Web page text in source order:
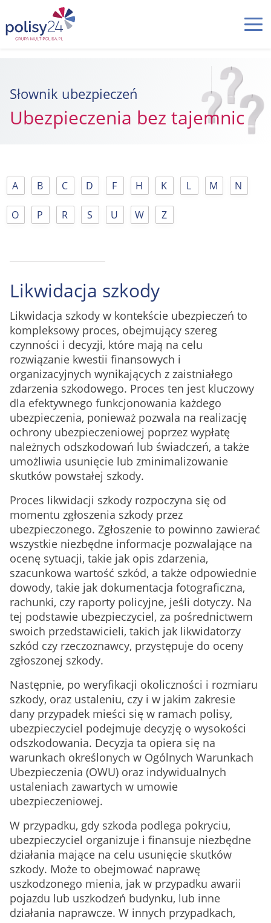
Słownik ubezpieczeń
Ubezpieczenia bez tajemnic
A B C D F H K L M N
O P R S U W Z
Likwidacja szkody
Likwidacja szkody w kontekście ubezpieczeń to
kompleksowy proces, obejmujący szereg
czynności i decyzji, które mają na celu
rozwiązanie kwestii finansowych i
organizacyjnych wynikających z zaistniałego
zdarzenia szkodowego. Proces ten jest kluczowy
dla efektywnego funkcjonowania każdego
ubezpieczenia, ponieważ pozwala na realizację
ochrony ubezpieczeniowej poprzez wypłatę
należnych odszkodowań lub świadczeń, a także
umożliwia usunięcie lub zminimalizowanie
skutków powstałej szkody.
Proces likwidacji szkody rozpoczyna się od
momentu zgłoszenia szkody przez
ubezpieczonego. Zgłoszenie to powinno zawierać
wszystkie niezbędne informacje pozwalające na
ocenę sytuacji, takie jak opis zdarzenia,
szacunkowa wartość szkód, a także odpowiednie
dowody, takie jak dokumentacja fotograficzna,
rachunki, czy raporty policyjne, jeśli dotyczy. Na
tej podstawie ubezpieczyciel, za pośrednictwem
swoich przedstawicieli, takich jak likwidatorzy
szkód czy rzeczoznawcy, przystępuje do oceny
zgłoszonej szkody.
Następnie, po weryfikacji okoliczności i rozmiaru
szkody, oraz ustaleniu, czy i w jakim zakresie
dany przypadek mieści się w ramach polisy,
ubezpieczyciel podejmuje decyzję o wysokości
odszkodowania. Decyzja ta opiera się na
warunkach określonych w Ogólnych Warunkach
Ubezpieczenia (OWU) oraz indywidualnych
ustaleniach zawartych w umowie
ubezpieczeniowej.
W przypadku, gdy szkoda podlega pokryciu,
ubezpieczyciel organizuje i finansuje niezbędne
działania mające na celu usunięcie skutków
szkody. Może to obejmować naprawę
uszkodzonego mienia, jak w przypadku awarii
pojazdu lub uszkodzeń budynku, lub inne
działania naprawcze. W innych przypadkach,